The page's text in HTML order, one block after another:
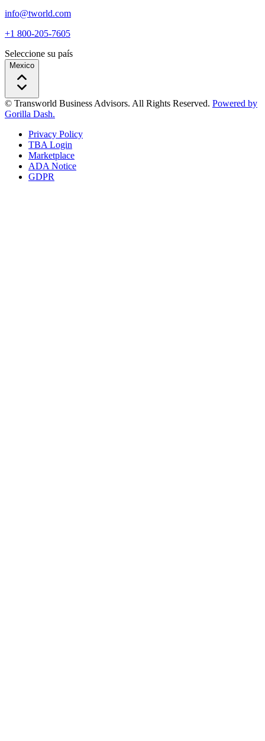
info@tworld.com
+1 800-205-7605
Seleccione su país
Mexico
© Transworld Business Advisors. All Rights Reserved. Powered by
Gorilla Dash.
Privacy Policy
TBA Login
Marketplace
ADA Notice
GDPR